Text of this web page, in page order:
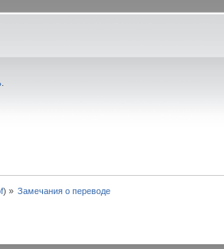
) » Замечания о переводе